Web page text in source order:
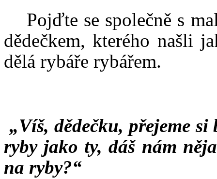
Pojďte se společně s
dědečkem, kterého našli
dělá rybáře rybářem.
„Víš, dědečku, přejeme
ryby jako ty, dáš nám
na ryby?“